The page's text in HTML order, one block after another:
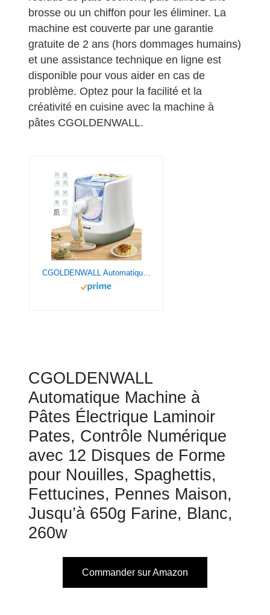
brosse ou un chiffon pour les éliminer. La
machine est couverte par une garantie
gratuite de 2 ans (hors dommages humains)
et une assistance technique en ligne est
disponible pour vous aider en cas de
problème. Optez pour la facilité et la
créativité en cuisine avec la machine à
pâtes CGOLDENWALL.
CGOLDENWALL Automatique Machine à Pâtes Électrique Laminoir Pates, Contrôle Numérique avec 12 Disques de Forme pour Nouilles, Spaghettis, Fettucines, Pennes Maison, Jusqu'à 650g Farine, Blanc, 260w
CGOLDENWALL
Automatique Machine à
Pâtes Électrique Laminoir
Pates, Contrôle Numérique
avec 12 Disques de Forme
pour Nouilles, Spaghettis,
Fettucines, Pennes Maison,
Jusqu’à 650g Farine, Blanc,
260w
Commander sur Amazon